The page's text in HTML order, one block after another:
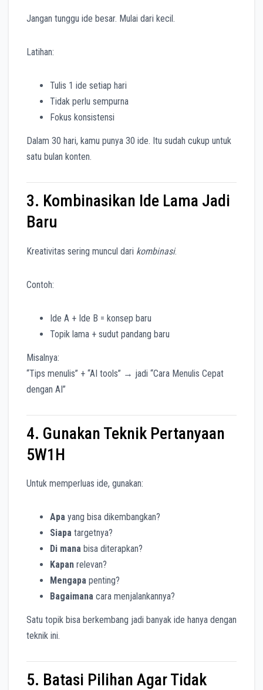
Jangan tunggu ide besar. Mulai dari kecil.
Latihan:
Tulis 1 ide setiap hari
Tidak perlu sempurna
Fokus konsistensi
Dalam 30 hari, kamu punya 30 ide. Itu sudah cukup untuk
satu bulan konten.
3. Kombinasikan Ide Lama Jadi
Baru
Kreativitas sering muncul dari kombinasi.
Contoh:
Ide A + Ide B = konsep baru
Topik lama + sudut pandang baru
Misalnya:
“Tips menulis” + “AI tools” → jadi “Cara Menulis Cepat
dengan AI”
4. Gunakan Teknik Pertanyaan
5W1H
Untuk memperluas ide, gunakan:
Apa yang bisa dikembangkan?
Siapa targetnya?
Di mana bisa diterapkan?
Kapan relevan?
Mengapa penting?
Bagaimana cara menjalankannya?
Satu topik bisa berkembang jadi banyak ide hanya dengan
teknik ini.
5. Batasi Pilihan Agar Tidak